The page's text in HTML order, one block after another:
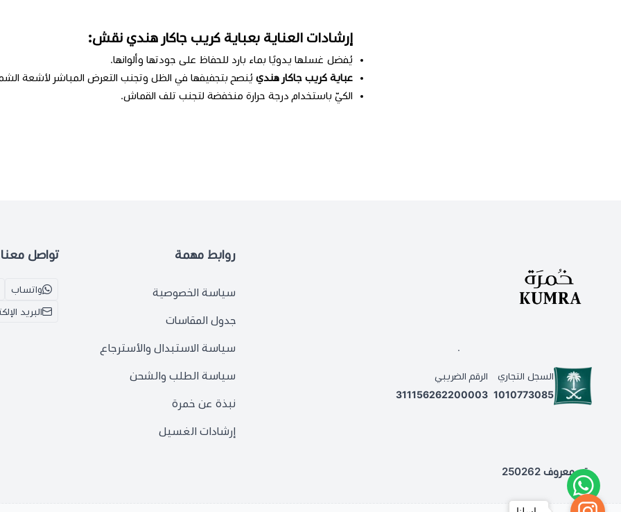
إرشادات العناية بعباية كريب جاكار هندي نقش:
يُفضل غسلها يدويًا بماء بارد للحفاظ على جودتها وألوانها.
عباية كريب جاكار هندي يُنصح بتجفيفها في الظل وتجنب التعرض المباشر لأشعة
الكيّ باستخدام درجة حرارة منخفضة لتجنب تلف القماش.
.
السجل التجاري
1010773085
الرقم الضريبي
311156262200003
روابط مهمة
سياسة الخصوصية
جدول المقاسات
سياسة الاستبدال والأسترجاع
سياسة الطلب والشحن
نبذة عن خمرة
إرشادات الغسيل
تواصل معنا
واتساب
البريد
رقم معروف 250262